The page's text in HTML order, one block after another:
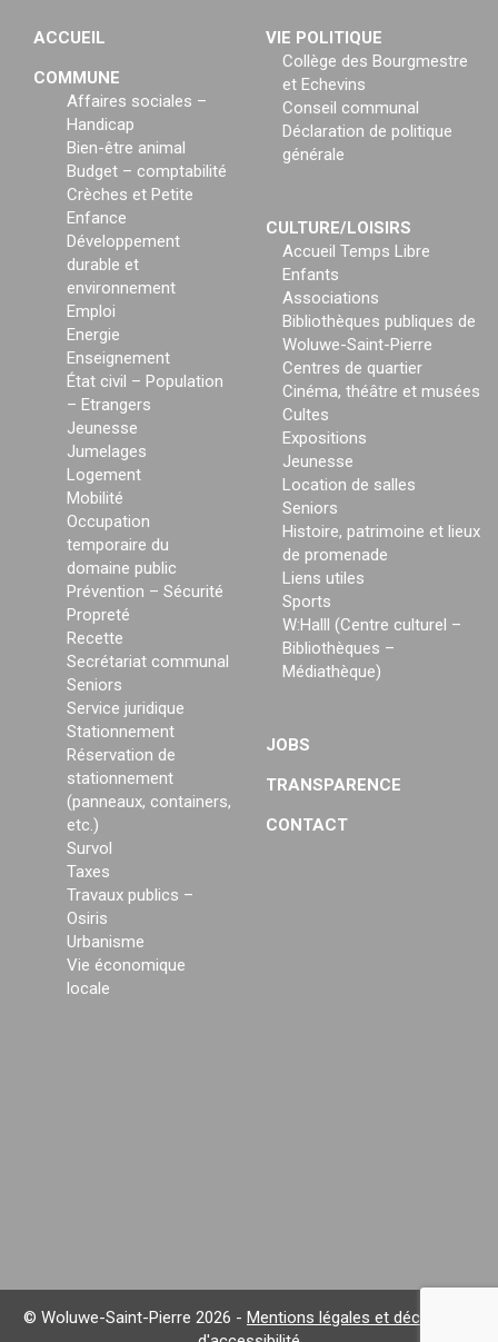
ACCUEIL
COMMUNE
Affaires sociales –
Handicap
Bien-être animal
Budget – comptabilité
Crèches et Petite
Enfance
Développement
durable et
environnement
Emploi
Energie
Enseignement
État civil – Population
– Etrangers
Jeunesse
Jumelages
Logement
Mobilité
Occupation
temporaire du
domaine public
Prévention – Sécurité
Propreté
Recette
Secrétariat communal
Seniors
Service juridique
Stationnement
Réservation de
stationnement
(panneaux, containers,
etc.)
Survol
Taxes
Travaux publics –
Osiris
Urbanisme
Vie économique
locale
VIE POLITIQUE
Collège des Bourgmestre
et Echevins
Conseil communal
Déclaration de politique
générale
CULTURE/LOISIRS
Accueil Temps Libre
Enfants
Associations
Bibliothèques publiques de
Woluwe-Saint-Pierre
Centres de quartier
Cinéma, théâtre et musées
Cultes
Expositions
Jeunesse
Location de salles
Seniors
Histoire, patrimoine et lieux
de promenade
Liens utiles
Sports
W:Halll (Centre culturel –
Bibliothèques –
Médiathèque)
JOBS
TRANSPARENCE
CONTACT
© Woluwe-Saint-Pierre 2026 - Mentions légales et déclaration